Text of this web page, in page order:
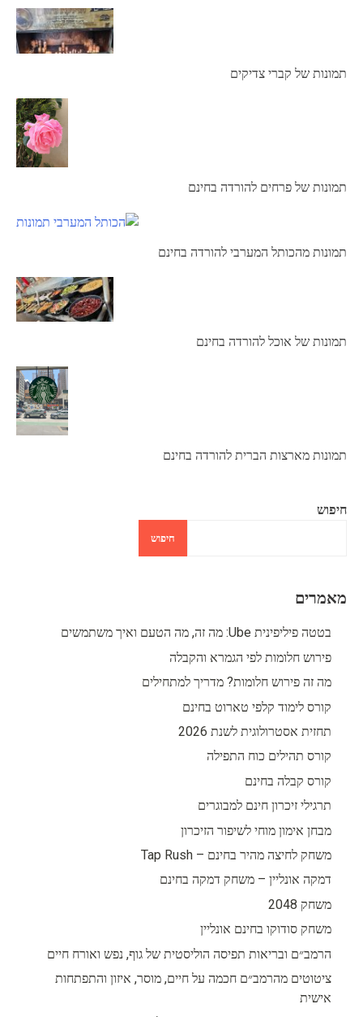
תמונות של קברי צדיקים
תמונות של פרחים להורדה בחינם
תמונות מהכותל המערבי להורדה בחינם
תמונות של אוכל להורדה בחינם
תמונות מארצות הברית להורדה בחינם
חיפוש
חיפוש
מאמרים
בטטה פיליפינית Ube: מה זה, מה הטעם ואיך משתמשים
פירוש חלומות לפי הגמרא והקבלה
מה זה פירוש חלומות? מדריך למתחילים
קורס לימוד קלפי טארוט בחינם
תחזית אסטרולוגית לשנת 2026
קורס תהילים כוח התפילה
קורס קבלה בחינם
תרגילי זיכרון חינם למבוגרים
מבחן אימון מוחי לשיפור הזיכרון
משחק לחיצה מהיר בחינם – Tap Rush
דמקה אונליין – משחק דמקה בחינם
משחק 2048
משחק סודוקו בחינם אונליין
הרמב״ם ובריאות תפיסה הוליסטית של גוף, נפש ואורח חיים
ציטוטים מהרמב״ם חכמה על חיים, מוסר, איזון והתפתחות
אישית